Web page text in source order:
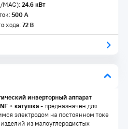
MAG):24.6 кВт
500 А
хода:72 В
инверторный аппарат
+ катушка - предназначен для
электродом на постоянном токе
из малоуглеродистых